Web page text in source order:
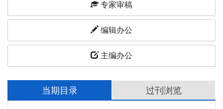
专家审稿
编辑办公
主编办公
当期目录 过刊浏览